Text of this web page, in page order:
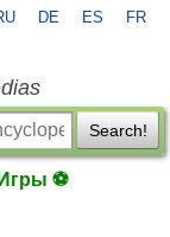
DE ES FR
Search!
Игры ⚽